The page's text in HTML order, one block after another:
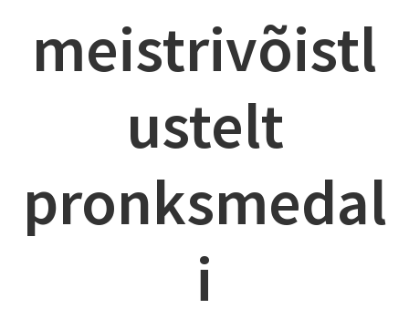
meistrivõistl
ustelt
pronksmedal
i